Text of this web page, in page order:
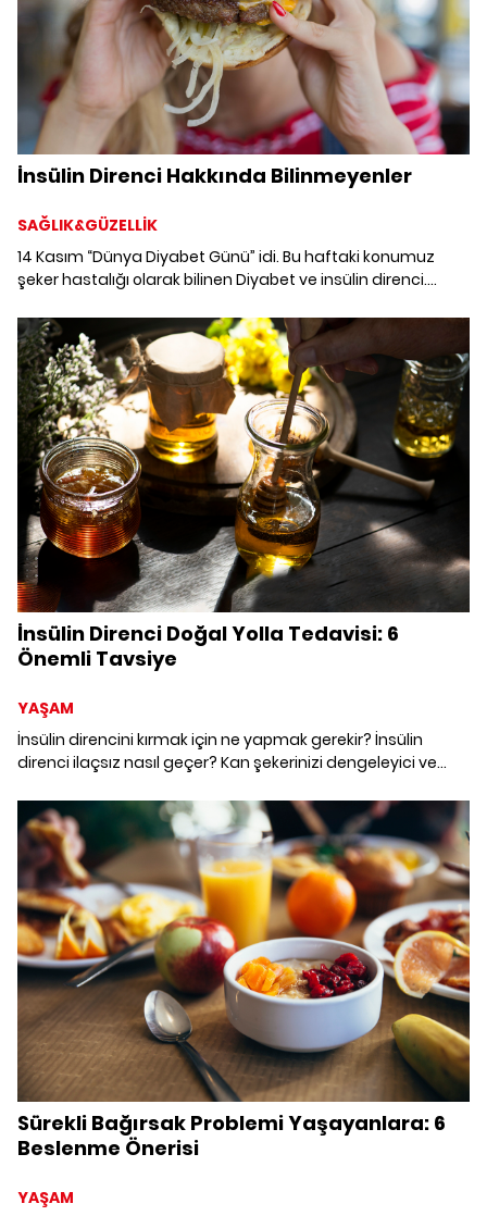
İnsülin Direnci Hakkında Bilinmeyenler
SAĞLIK&GÜZELLİK
14 Kasım “Dünya Diyabet Günü” idi. Bu haftaki konumuz
şeker hastalığı olarak bilinen Diyabet ve insülin direnci.
İnsülin Direnci Doğal Yolla Tedavisi: 6
Önemli Tavsiye
YAŞAM
İnsülin direncini kırmak için ne yapmak gerekir? İnsülin
direnci ilaçsız nasıl geçer? Kan şekerinizi dengeleyici ve
Diyetisyen Zeynep Çapay paylaştı. Evde doğal yöntemlerle
insülin direnci nasıl düşürülür?
Sürekli Bağırsak Problemi Yaşayanlara: 6
Beslenme Önerisi
YAŞAM